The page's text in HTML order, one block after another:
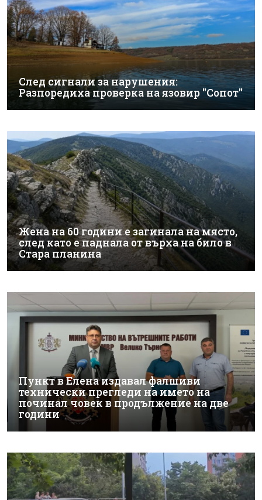
След сигнали за нарушения:
Разпоредиха проверка на язовир "Сопот"
Жена на 60 години е загинала на място,
след като е паднала от върха на било в
Стара планина
Пункт в Елена издавал фалшиви
технически прегледи на името на
починал човек в продължение на две
години